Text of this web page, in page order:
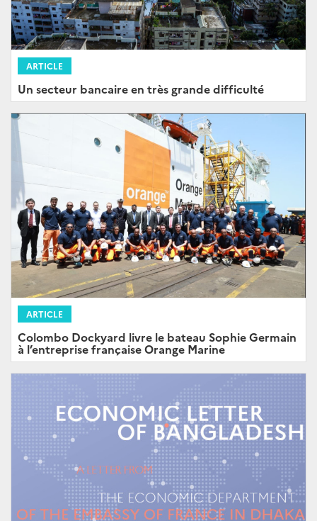
ARTICLE
Un secteur bancaire en très grande difficulté
ARTICLE
Colombo Dockyard livre le bateau Sophie Germain
à l’entreprise française Orange Marine